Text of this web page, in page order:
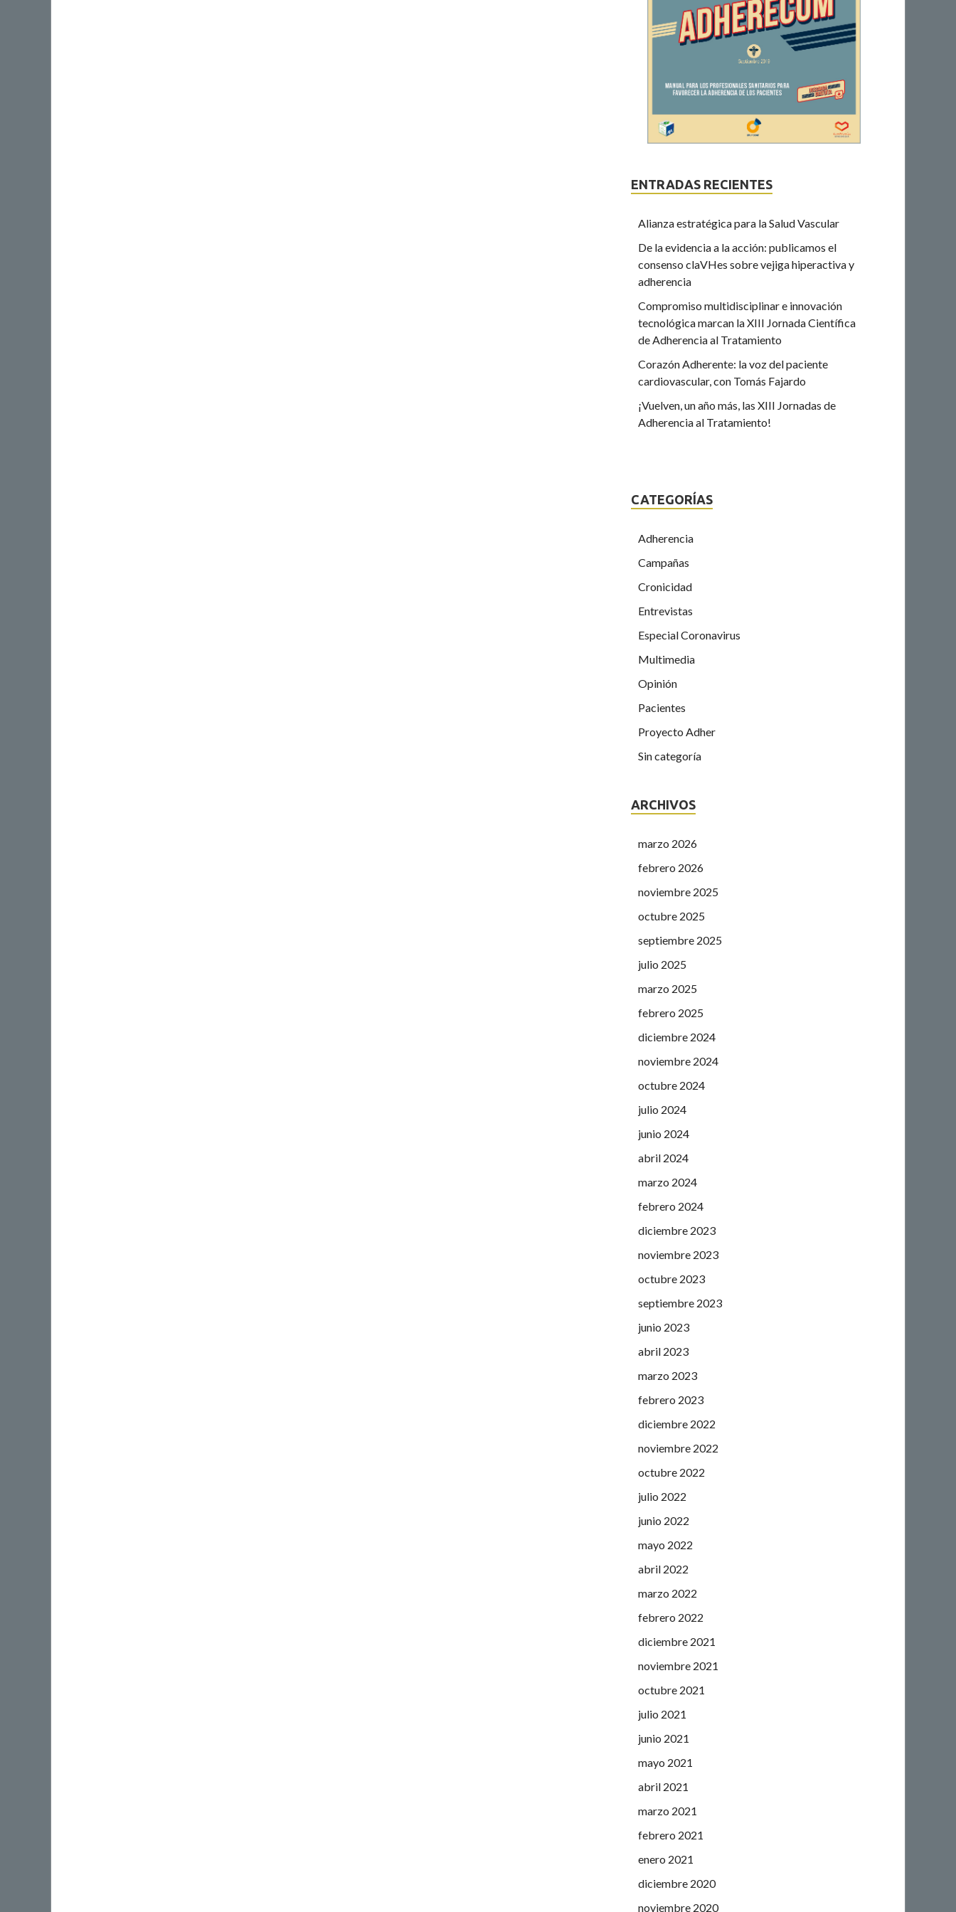
ENTRADAS RECIENTES
Alianza estratégica para la Salud Vascular
De la evidencia a la acción: publicamos el
consenso claVHes sobre vejiga hiperactiva y
adherencia
Compromiso multidisciplinar e innovación
tecnológica marcan la XIII Jornada Científica
de Adherencia al Tratamiento
Corazón Adherente: la voz del paciente
cardiovascular, con Tomás Fajardo
¡Vuelven, un año más, las XIII Jornadas de
Adherencia al Tratamiento!
CATEGORÍAS
Adherencia
Campañas
Cronicidad
Entrevistas
Especial Coronavirus
Multimedia
Opinión
Pacientes
Proyecto Adher
Sin categoría
ARCHIVOS
marzo 2026
febrero 2026
noviembre 2025
octubre 2025
septiembre 2025
julio 2025
marzo 2025
febrero 2025
diciembre 2024
noviembre 2024
octubre 2024
julio 2024
junio 2024
abril 2024
marzo 2024
febrero 2024
diciembre 2023
noviembre 2023
octubre 2023
septiembre 2023
junio 2023
abril 2023
marzo 2023
febrero 2023
diciembre 2022
noviembre 2022
octubre 2022
julio 2022
junio 2022
mayo 2022
abril 2022
marzo 2022
febrero 2022
diciembre 2021
noviembre 2021
octubre 2021
julio 2021
junio 2021
mayo 2021
abril 2021
marzo 2021
febrero 2021
enero 2021
diciembre 2020
noviembre 2020